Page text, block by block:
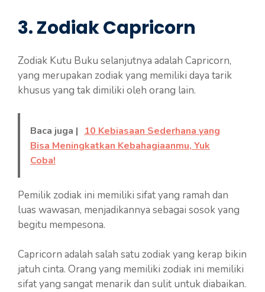
3. Zodiak Capricorn
Zodiak Kutu Buku selanjutnya adalah Capricorn,
yang merupakan zodiak yang memiliki daya tarik
khusus yang tak dimiliki oleh orang lain.
Baca juga | 10 Kebiasaan Sederhana yang
Bisa Meningkatkan Kebahagiaanmu, Yuk
Coba!
Pemilik zodiak ini memiliki sifat yang ramah dan
luas wawasan, menjadikannya sebagai sosok yang
begitu mempesona.
Capricorn adalah salah satu zodiak yang kerap bikin
jatuh cinta. Orang yang memiliki zodiak ini memiliki
sifat yang sangat menarik dan sulit untuk diabaikan.